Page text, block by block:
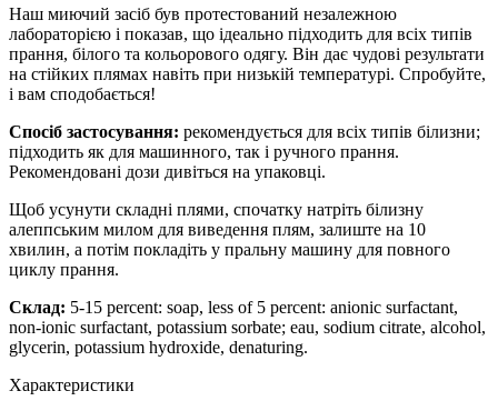
Наш миючий засіб був протестований незалежною
лабораторією і показав, що ідеально підходить для всіх типів
прання, білого та кольорового одягу. Він дає чудові результати
на стійких плямах навіть при низькій температурі. Спробуйте,
і вам сподобається!
Спосіб застосування: рекомендується для всіх типів білизни;
підходить як для машинного, так і ручного прання.
Рекомендовані дози дивіться на упаковці.
Щоб усунути складні плями, спочатку натріть білизну
алеппським милом для виведення плям, залиште на 10
хвилин, а потім покладіть у пральну машину для повного
циклу прання.
Склад: 5-15 percent: soap, less of 5 percent: anionic surfactant,
non-ionic surfactant, potassium sorbate; eau, sodium citrate, alcohol,
glycerin, potassium hydroxide, denaturing.
Характеристики